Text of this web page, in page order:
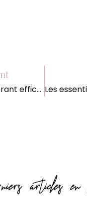
LE déodorant efficace
articles